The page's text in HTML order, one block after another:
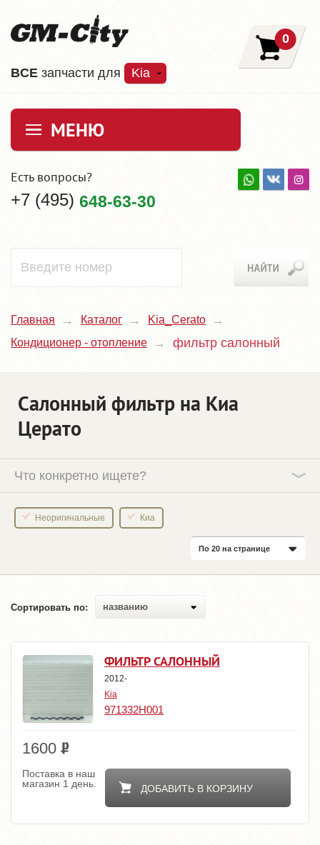
ВCE запчасти для Kia
0
МЕНЮ
Есть вопросы?
+7 (495) 648-63-30
Главная Каталог
Kia_Cerato
Кондиционер - отопление
фильтр салонный
Салонный фильтр на Киа
Церато
Что конкретно ищете?
Неоригинальные Киа
По 20 на странице
Сортировать по: названию
ФИЛЬТР САЛОННЫЙ
2012-
Kia
971332H001
1600
ДОБАВИТЬ В КОРЗИНУ
Поставка в наш
магазин 1 день.